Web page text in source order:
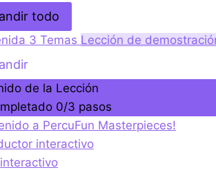
todo
e
i
o
n
e
3 Temas Lección de
B
i
e
n
v
e
de la Lección
0/3 pasos
a PercuFun Masterpieces!
interactivo